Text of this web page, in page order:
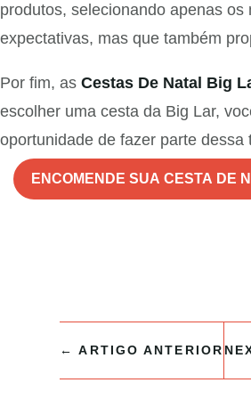
produtos, selecionando apenas
expectativas, mas que também
Por fim, as Cestas De Natal Big
escolher uma cesta da Big Lar,
oportunidade de fazer parte
ENCOMENDE SUA CESTA DE
←ARTIGO ANTERIOR